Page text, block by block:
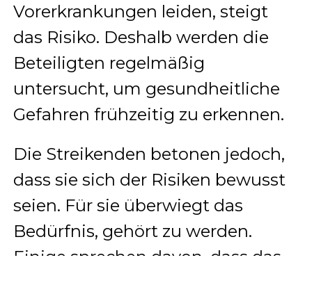
Vorerkrankungen leiden, steigt
das Risiko. Deshalb werden die
Beteiligten regelmäßig
untersucht, um gesundheitliche
Gefahren frühzeitig zu erkennen.
Die Streikenden betonen jedoch,
dass sie sich der Risiken bewusst
seien. Für sie überwiegt das
Bedürfnis, gehört zu werden.
Einige sprechen davon, dass das